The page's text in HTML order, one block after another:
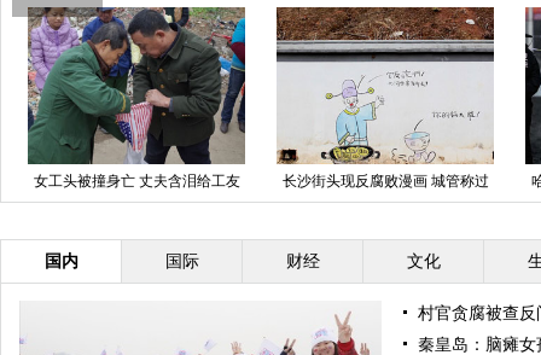
女工头被撞身亡 丈夫含泪给工友
结薪10万
长沙街头现反腐败漫画 城管称过
于负能量
国内 国际 财经 文化
村官贪腐被查
秦皇岛：脑瘫